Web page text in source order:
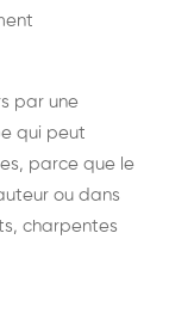
par une
qui peut
parce que le
ou dans
charpentes